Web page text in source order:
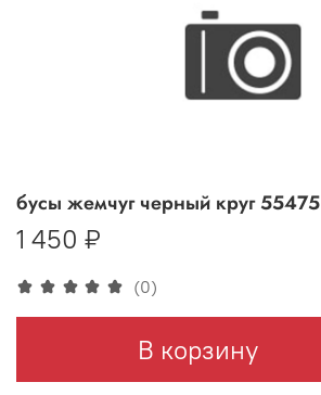
(0)
бусы жемчуг черный круг 55475
1 450 ₽
В корзину